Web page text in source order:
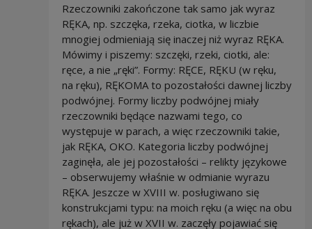
Rzeczowniki zakończone tak samo jak wyraz
RĘKA, np. szczęka, rzeka, ciotka, w liczbie
mnogiej odmieniają się inaczej niż wyraz RĘKA.
Mówimy i piszemy: szczęki, rzeki, ciotki, ale:
ręce, a nie „ręki”. Formy: RĘCE, RĘKU (w ręku,
na ręku), RĘKOMA to pozostałości dawnej liczby
podwójnej. Formy liczby podwójnej miały
rzeczowniki będące nazwami tego, co
występuje w parach, a więc rzeczowniki takie,
jak RĘKA, OKO. Kategoria liczby podwójnej
zaginęła, ale jej pozostałości – relikty językowe
– obserwujemy właśnie w odmianie wyrazu
RĘKA. Jeszcze w XVIII w. posługiwano się
konstrukcjami typu: na moich ręku (a więc na obu
rękach), ale już w XVII w. zaczęły pojawiać się